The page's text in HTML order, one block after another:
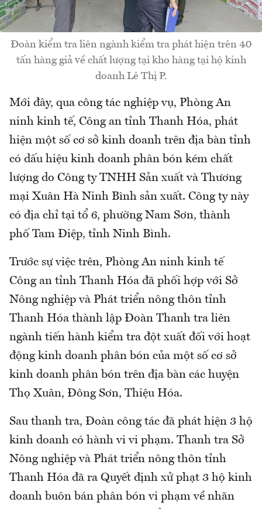
Đoàn kiểm tra liên ngành kiểm tra phát hiện trên 40
tấn hàng giả về chất lượng tại kho hàng tại hộ kinh
doanh Lê Thị P.
Mới đây, qua công tác nghiệp vụ, Phòng An
ninh kinh tế, Công an tỉnh Thanh Hóa, phát
hiện một số cơ sở kinh doanh trên địa bàn tỉnh
có dấu hiệu kinh doanh phân bón kém chất
lượng do Công ty TNHH Sản xuất và Thương
mại Xuân Hà Ninh Bình sản xuất. Công ty này
có địa chỉ tại tổ 6, phường Nam Sơn, thành
phố Tam Điệp, tỉnh Ninh Bình.
Trước sự việc trên, Phòng An ninh kinh tế
Công an tỉnh Thanh Hóa đã phối hợp với Sở
Nông nghiệp và Phát triển nông thôn tỉnh
Thanh Hóa thành lập Đoàn Thanh tra liên
ngành tiến hành kiểm tra đột xuất đối với hoạt
động kinh doanh phân bón của một số cơ sở
kinh doanh phân bón trên địa bàn các huyện
Thọ Xuân, Đông Sơn, Thiệu Hóa.
Sau thanh tra, Đoàn công tác đã phát hiện 3 hộ
kinh doanh có hành vi vi phạm. Thanh tra Sở
Nông nghiệp và Phát triển nông thôn tỉnh
Thanh Hóa đã ra Quyết định xử phạt 3 hộ kinh
doanh buôn bán phân bón vi phạm về nhãn